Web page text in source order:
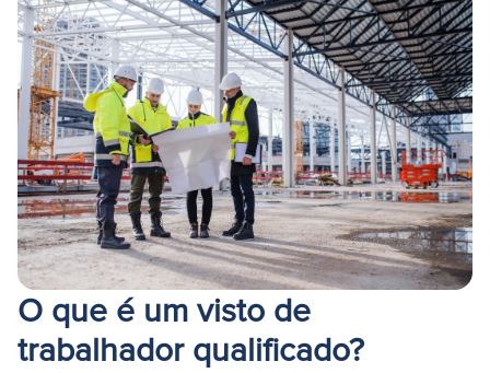
O que é um visto de
trabalhador qualificado?